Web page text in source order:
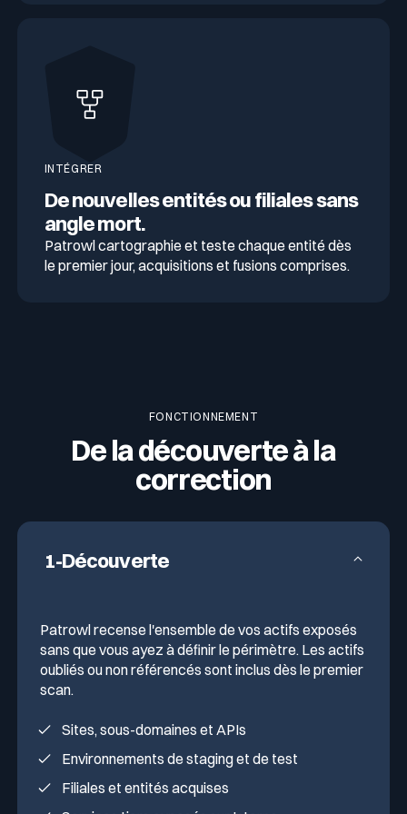
INTÉGRER
De nouvelles entités ou filiales sans
angle mort.
Patrowl cartographie et teste chaque entité dès
le premier jour, acquisitions et fusions comprises.
FONCTIONNEMENT
De la découverte à la
correction
1-Découverte
Patrowl recense l'ensemble de vos actifs exposés
sans que vous ayez à définir le périmètre. Les actifs
oubliés ou non référencés sont inclus dès le premier
scan.
Sites, sous-domaines et APIs
Environnements de staging et de test
Filiales et entités acquises